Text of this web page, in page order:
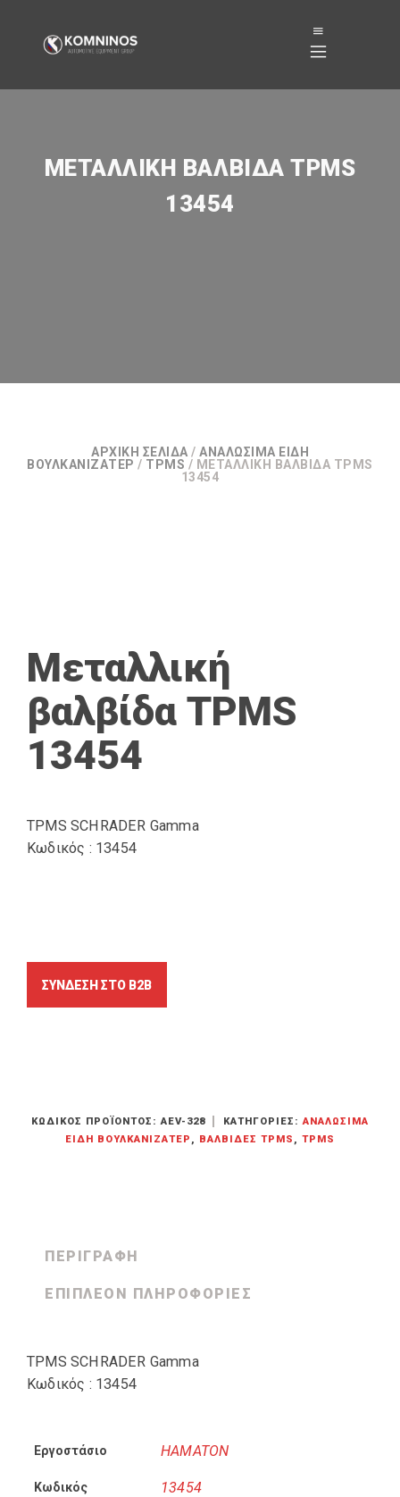
ΜΕΤΑΛΛΙΚΉ ΒΑΛΒΊΔΑ TPMS
13454
ΑΡΧΙΚΉ ΣΕΛΊΔΑ / ΑΝΑΛΏΣΙΜΑ ΕΊΔΗ
ΒΟΥΛΚΑΝΙΖΑΤΕΡ / TPMS / ΜΕΤΑΛΛΙΚΉ ΒΑΛΒΊΔΑ TPMS
13454
Μεταλλική
βαλβίδα TPMS
13454
TPMS SCHRADER Gamma
Κωδικός : 13454
ΚΩΔΙΚΌΣ ΠΡΟΪΌΝΤΟΣ:AEV-328 ΚΑΤΗΓΟΡΊΕΣ:ΑΝΑΛΏΣΙΜΑ
ΕΊΔΗ ΒΟΥΛΚΑΝΙΖΑΤΕΡ , ΒΑΛΒΊΔΕΣ TPMS , TPMS
ΠΕΡΙΓΡΑΦΉ
ΕΠΙΠΛΈΟΝ ΠΛΗΡΟΦΟΡΊΕΣ
TPMS SCHRADER Gamma
Κωδικός : 13454
Εργοστάσιο HAMATON
Κωδικός 13454